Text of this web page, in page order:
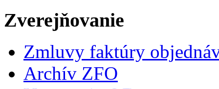
Zverejňovanie
Zmluvy faktúry
Archív ZFO